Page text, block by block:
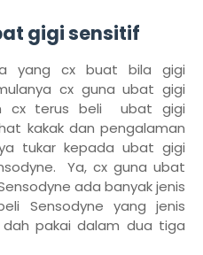
gigi sensitif
yang cx buat bila gigi
cx guna ubat gigi
cx terus beli ubat gigi
kakak dan pengalaman
tukar kepada ubat gigi
Ya, cx guna ubat
ada banyak jenis
Sensodyne yang jenis
pakai dalam dua tiga